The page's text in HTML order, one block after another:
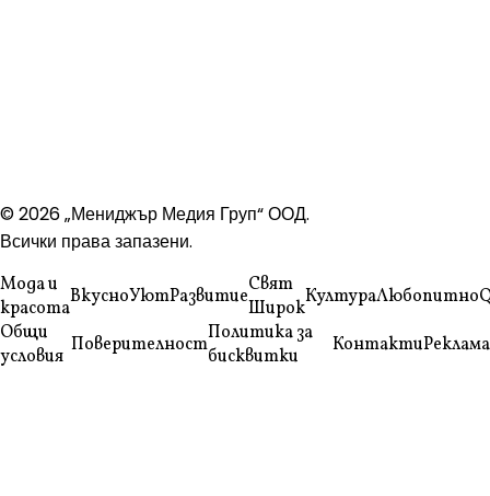
© 2026 „Мениджър Медия Груп“ ООД.
Всички права запазени.
Мода и
красотаВкусноУютРазвитиеСвят
ШирокКултураЛюбопитно
Общи
условия ПоверителностПолитика за
бисквитки
КонтактиРеклама